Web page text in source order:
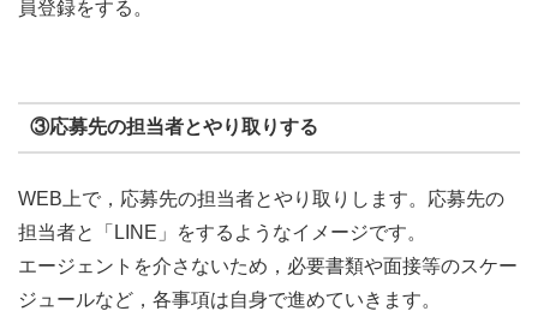
員登録をする。
③応募先の担当者とやり取りする
WEB上で，応募先の担当者とやり取りします。応募先の
担当者と「LINE」をするようなイメージです。
エージェントを介さないため，必要書類や面接等のスケー
ジュールなど，各事項は自身で進めていきます。